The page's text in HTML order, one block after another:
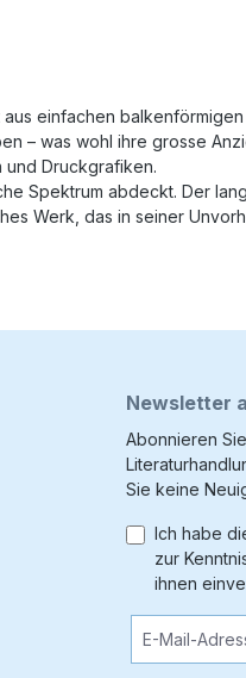
einfachen
– was wohl ihre grosse
und Druckgrafiken.
Spektrum abdeckt. Der
Werk, das in seiner
Newsletter
Abonnieren
Sie keine
Ich habe
zur
ihnen